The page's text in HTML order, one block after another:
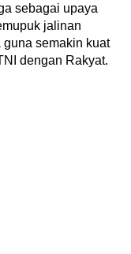
sebagai upaya
jalinan
semakin kuat
dengan Rakyat.